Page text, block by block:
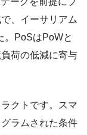
、イーサリアム
。PoSはPoWと
荷の低減に寄与
クトです。スマ
ラムされた条件